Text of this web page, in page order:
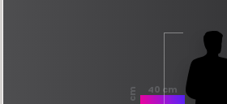
40 cm